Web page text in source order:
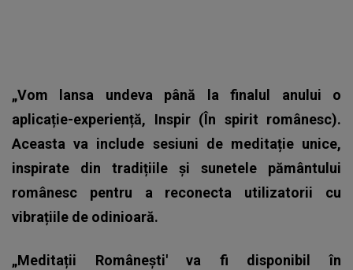
„Vom lansa undeva până la finalul anului o
aplicație-experiență, Inspir (În spirit românesc).
Aceasta va include sesiuni de meditație unice,
inspirate din tradițiile și sunetele pământului
românesc pentru a reconecta utilizatorii cu
vibrațiile de odinioară.
„Meditații Românești' va fi disponibil în